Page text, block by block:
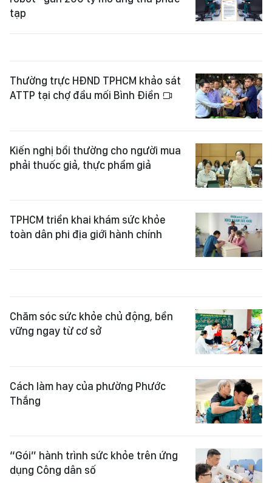
tạp
Thường trực HĐND TPHCM khảo sát
ATTP tại chợ đầu mối Bình Điền
Kiến nghị bồi thường cho người mua
phải thuốc giả, thực phẩm giả
TPHCM triển khai khám sức khỏe
toàn dân phi địa giới hành chính
Chăm sóc sức khỏe chủ động, bền
vững ngay từ cơ sở
Cách làm hay của phường Phước
Thắng
“Gói” hành trình sức khỏe trên ứng
dụng Công dân số